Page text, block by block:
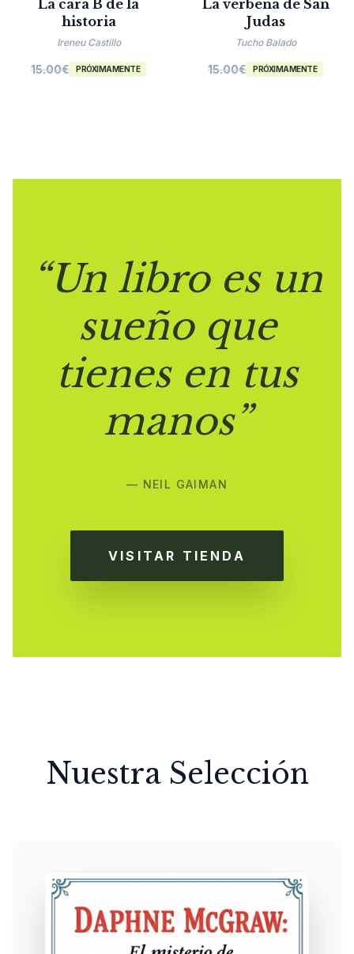
La cara B de la
historia
Ireneu Castillo
15.00€ PRÓXIMAMENTE
La verbena de San
Judas
Tucho Balado
15.00€ PRÓXIMAMENTE
“Un libro es un
sueño que
tienes en tus
manos”
— NEIL GAIMAN
VISITAR TIENDA
Nuestra Selección